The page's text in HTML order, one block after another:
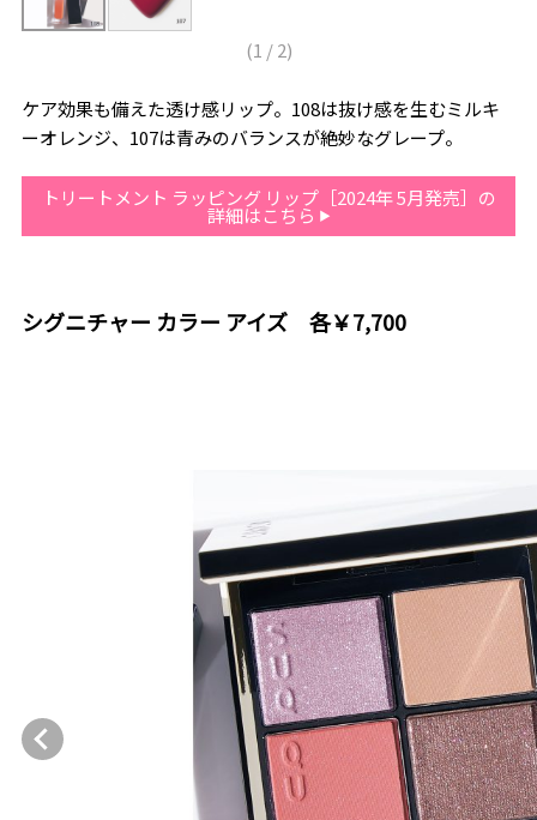
(1 /2)
ケア効果も備えた透け感リップ。108は抜け感を生むミルキ
ーオレンジ、107は青みのバランスが絶妙なグレープ。
トリートメント ラッピング リップ［2024年 5月発売］の
詳細はこちら
シグニチャー カラー アイズ 各￥7,700